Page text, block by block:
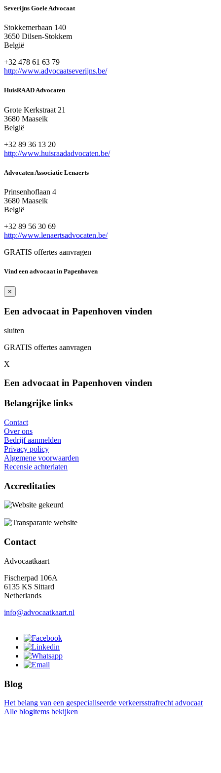
Severijns Goele Advocaat
Stokkemerbaan 140
3650 Dilsen-Stokkem
België
+32 478 61 63 79
http://www.advocaatseverijns.be/
HuisRAAD Advocaten
Grote Kerkstraat 21
3680 Maaseik
België
+32 89 36 13 20
http://www.huisraadadvocaten.be/
Advocaten Associatie Lenaerts
Prinsenhoflaan 4
3680 Maaseik
België
+32 89 56 30 69
http://www.lenaertsadvocaten.be/
GRATIS offertes aanvragen
Vind een advocaat in Papenhoven
×
Een advocaat in Papenhoven vinden
sluiten
GRATIS offertes aanvragen
X
Een advocaat in Papenhoven vinden
Belangrijke links
Contact
Over ons
Bedrijf aanmelden
Privacy policy
Algemene voorwaarden
Recensie achterlaten
Accreditaties
Contact
Advocaatkaart
Fischerpad 106A
6135 KS Sittard
Netherlands
info@advocaatkaart.nl
Blog
Het belang van een gespecialiseerde verkeersstrafrecht advocaat
Alle blogitems bekijken